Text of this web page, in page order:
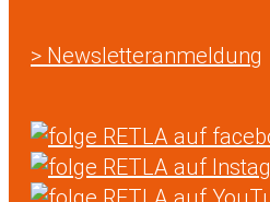
> Newsletteranmeldung